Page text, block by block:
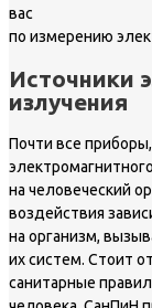
вас
по измерению
Источники
излучения
Почти все
на человеческий
воздействия
на организм,
их систем. Стоит
санитарные